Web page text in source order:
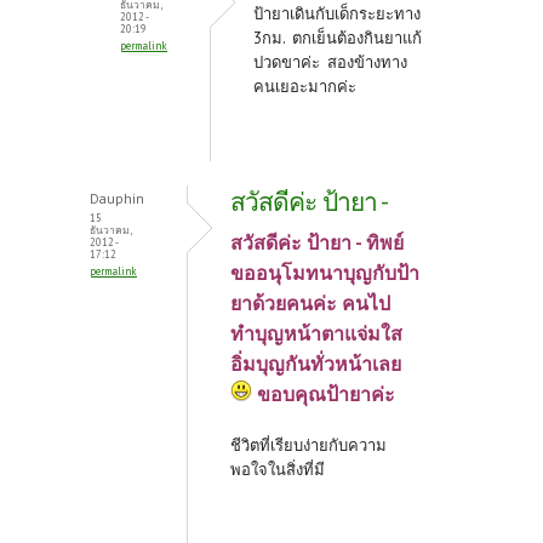
ธันวาคม,
2012 -
20:19
permalink
ป้ายาเดินกับเด็กระยะทาง
3กม. ตกเย็นต้องกินยาแก้
ปวดขาค่ะ สองข้างทาง
คนเยอะมากค่ะ
Dauphin
15
ธันวาคม,
2012 -
17:12
permalink
สวัสดีค่ะ ป้ายา -
สวัสดีค่ะ ป้ายา - ทิพย์
ขออนุโมทนาบุญกับป้า
ยาด้วยคนค่ะ คนไป
ทำบุญหน้าตาแจ่มใส
อิ่มบุญกันทั่วหน้าเลย
ขอบคุณป้ายาค่ะ
ชีวิตที่เรียบง่ายกับความ
พอใจในสิ่งที่มี